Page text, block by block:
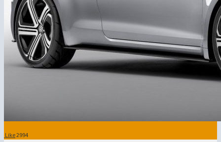
Like2994